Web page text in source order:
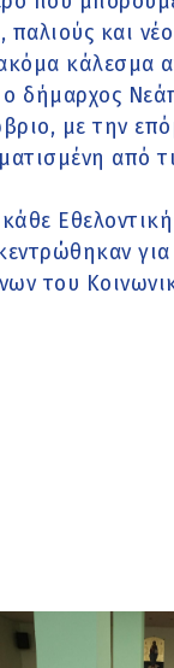
παλιούς και
κάλεσμα
δήμαρχος
με την
από
για
του